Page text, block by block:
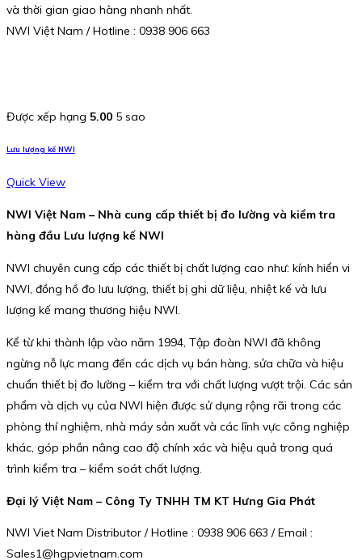
và thời gian giao hàng nhanh nhất.
NWI Việt Nam / Hotline : 0938 906 663
Được xếp hạng 5.00 5 sao
Lưu lượng kế NWI
Quick View
NWI Việt Nam – Nhà cung cấp thiết bị đo lường và kiểm tra
hàng đầu Lưu lượng kế NWI
NWI chuyên cung cấp các thiết bị chất lượng cao như: kính hiển vi
NWI, đồng hồ đo lưu lượng, thiết bị ghi dữ liệu, nhiệt kế và lưu
lượng kế mang thương hiệu NWI.
Kể từ khi thành lập vào năm 1994, Tập đoàn NWI đã không
ngừng nỗ lực mang đến các dịch vụ bán hàng, sửa chữa và hiệu
chuẩn thiết bị đo lường – kiểm tra với chất lượng vượt trội. Các sản
phẩm và dịch vụ của NWI hiện được sử dụng rộng rãi trong các
phòng thí nghiệm, nhà máy sản xuất và các lĩnh vực công nghiệp
khác, góp phần nâng cao độ chính xác và hiệu quả trong quá
trình kiểm tra – kiểm soát chất lượng.
Đại lý Việt Nam – Công Ty TNHH TM KT Hưng Gia Phát
NWI Viet Nam Distributor / Hotline : 0938 906 663 / Email :
Sales1@hgpvietnam.com